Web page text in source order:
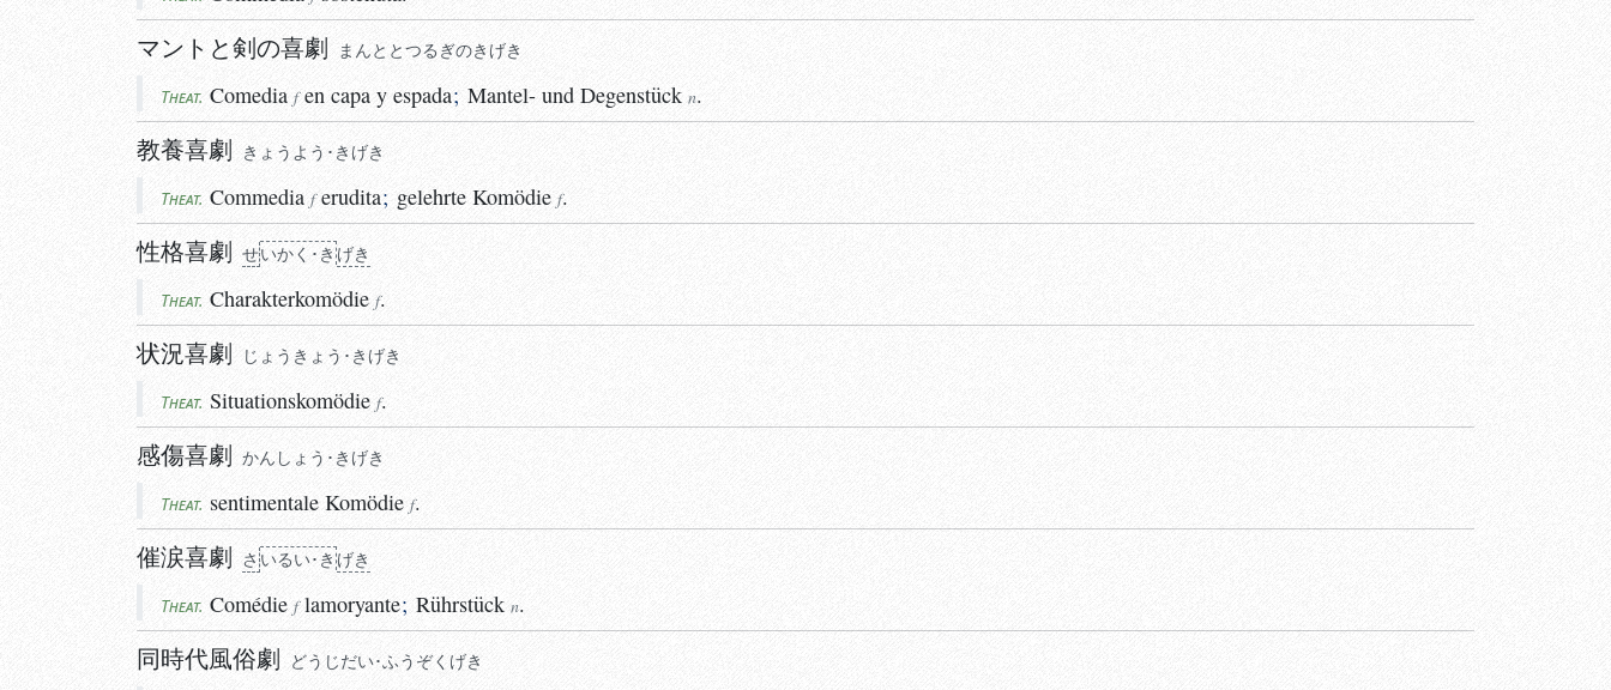
マントと剣の喜劇 まんととつるぎのきげき
Theat. Comedia fen capa y espada; Mantel- und Degenstück n.
教養喜劇 きょうよう･きげき
Theat. Commedia ferudita; gelehrte Komödie f.
性格喜劇 せいかく･きげき
Theat. Charakterkomödie f.
状況喜劇 じょうきょう･きげき
Theat. Situationskomödie f.
感傷喜劇 かんしょう･きげき
Theat. sentimentale Komödie f.
催涙喜劇 さいるい･きげき
Theat. Comédie flamoryante; Rührstück n.
同時代風俗劇 どうじだい･ふうぞくげき